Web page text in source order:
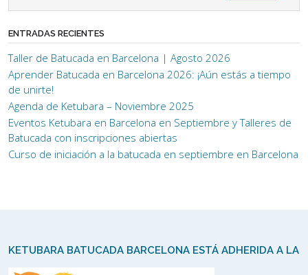
ENTRADAS RECIENTES
Taller de Batucada en Barcelona | Agosto 2026
Aprender Batucada en Barcelona 2026: ¡Aún estás a tiempo
de unirte!
Agenda de Ketubara – Noviembre 2025
Eventos Ketubara en Barcelona en Septiembre y Talleres de
Batucada con inscripciones abiertas
Curso de iniciación a la batucada en septiembre en Barcelona
KETUBARA BATUCADA BARCELONA ESTÁ ADHERIDA A LA